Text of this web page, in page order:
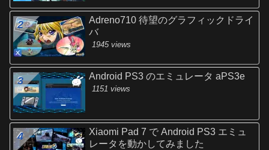
Adreno710 待望のグラフィックドライ
バ
1945 views
Android PS3 のエミュレータ aPS3e
1151 views
Xiaomi Pad 7 で Android PS3 エミュ
レータを動かしてみました